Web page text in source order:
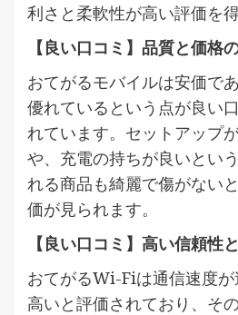
利さと柔軟性が高い評価を得
【良い口コミ】品質と価格
おてがるモバイルは安価で
優れているという点が良い
れています。セットアップ
や、充電の持ちが良いとい
れる商品も綺麗で傷がない
価が見られます。
【良い口コミ】高い信頼性
おてがるWi-Fiは通信速度
高いと評価されており、そ